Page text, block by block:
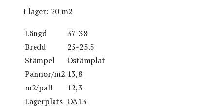
I lager: 20 m2
Längd
37-38
Bredd
25-25.5
Stämpel
Ostämplat
Pannor/m2 13,8
m2/pall
12,3
Lagerplats OA13